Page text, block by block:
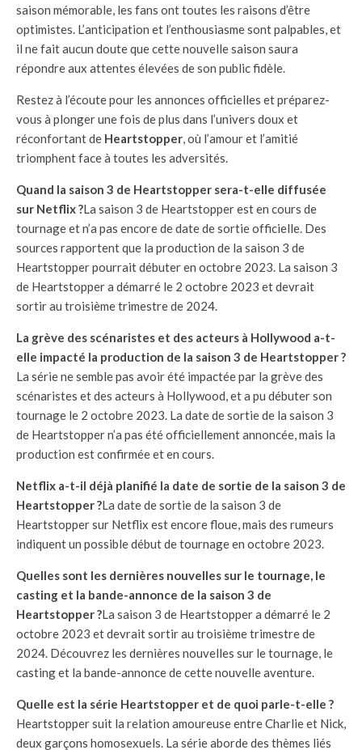
saison mémorable, les fans ont toutes les raisons d’être
optimistes. L’anticipation et l’enthousiasme sont palpables, et
il ne fait aucun doute que cette nouvelle saison saura
répondre aux attentes élevées de son public fidèle.
Restez à l’écoute pour les annonces officielles et préparez-
vous à plonger une fois de plus dans l’univers doux et
réconfortant de Heartstopper, où l’amour et l’amitié
triomphent face à toutes les adversités.
Quand la saison 3 de Heartstopper sera-t-elle diffusée
sur Netflix ?La saison 3 de Heartstopper est en cours de
tournage et n’a pas encore de date de sortie officielle. Des
sources rapportent que la production de la saison 3 de
Heartstopper pourrait débuter en octobre 2023. La saison 3
de Heartstopper a démarré le 2 octobre 2023 et devrait
sortir au troisième trimestre de 2024.
La grève des scénaristes et des acteurs à Hollywood a-t-
elle impacté la production de la saison 3 de Heartstopper ?
La série ne semble pas avoir été impactée par la grève des
scénaristes et des acteurs à Hollywood, et a pu débuter son
tournage le 2 octobre 2023. La date de sortie de la saison 3
de Heartstopper n’a pas été officiellement annoncée, mais la
production est confirmée et en cours.
Netflix a-t-il déjà planifié la date de sortie de la saison 3 de
Heartstopper ?La date de sortie de la saison 3 de
Heartstopper sur Netflix est encore floue, mais des rumeurs
indiquent un possible début de tournage en octobre 2023.
Quelles sont les dernières nouvelles sur le tournage, le
casting et la bande-annonce de la saison 3 de
Heartstopper ?La saison 3 de Heartstopper a démarré le 2
octobre 2023 et devrait sortir au troisième trimestre de
2024. Découvrez les dernières nouvelles sur le tournage, le
casting et la bande-annonce de cette nouvelle aventure.
Quelle est la série Heartstopper et de quoi parle-t-elle ?
Heartstopper suit la relation amoureuse entre Charlie et Nick,
deux garçons homosexuels. La série aborde des thèmes liés